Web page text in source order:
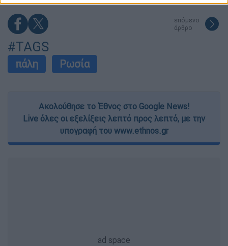
functionality and fraud prevention, and other
user protection.
επόμενο
άρθρο
#TAGS
πάλη Ρωσία
Ακολούθησε το Έθνος στο Google News!
Live όλες οι εξελίξεις λεπτό προς λεπτό, με την
υπογραφή του www.ethnos.gr